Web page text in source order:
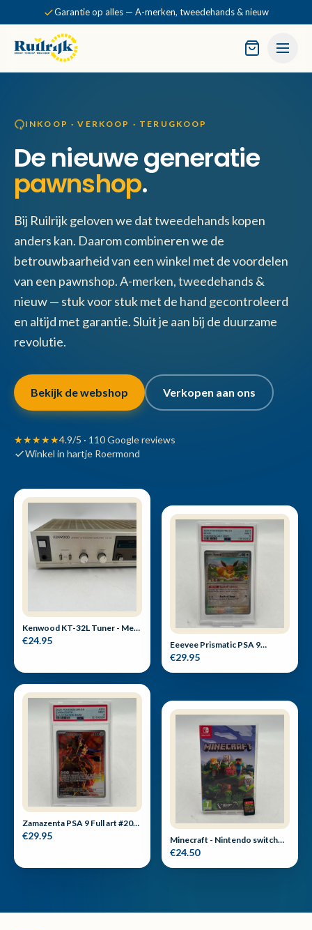
Garantie op alles — A-merken, tweedehands & nieuw
INKOOP · VERKOOP · TERUGKOOP
De nieuwe generatie
pawnshop.
Bij Ruilrijk geloven we dat tweedehands kopen
anders kan. Daarom combineren we de
betrouwbaarheid van een winkel met de voordelen
van een pawnshop. A-merken, tweedehands &
nieuw — stuk voor stuk met de hand gecontroleerd
en altijd met garantie. Sluit je aan bij de duurzame
revolutie.
Bekijk de webshop Verkopen aan ons
★★★★★4.9/5 · 110 Google reviews
Winkel in hartje Roermond
Kenwood KT-32L Tuner - Met
garantie
€24.95
Eeevee Prismatic PSA 9
Pokemon Day 2025 Kaart
€29.95
Zamazenta PSA 9 Full art #201
Pokemon kaart
€29.95
Minecraft - Nintendo switch
game
€24.50